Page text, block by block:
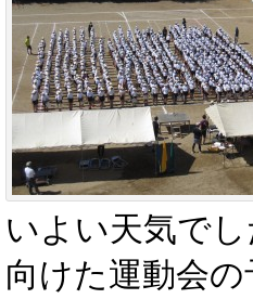
いよい天気で
向けた運動会